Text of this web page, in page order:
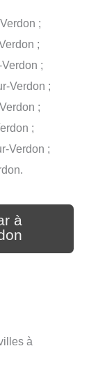
;
;
;
Verdon ;
;
;
Verdon ;
à
à